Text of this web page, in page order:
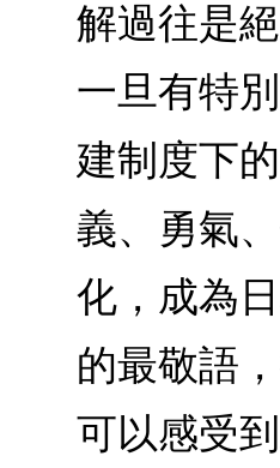
解過往是
一旦有特
建制度下
義、勇氣
化，成為
的最敬語
可以感受